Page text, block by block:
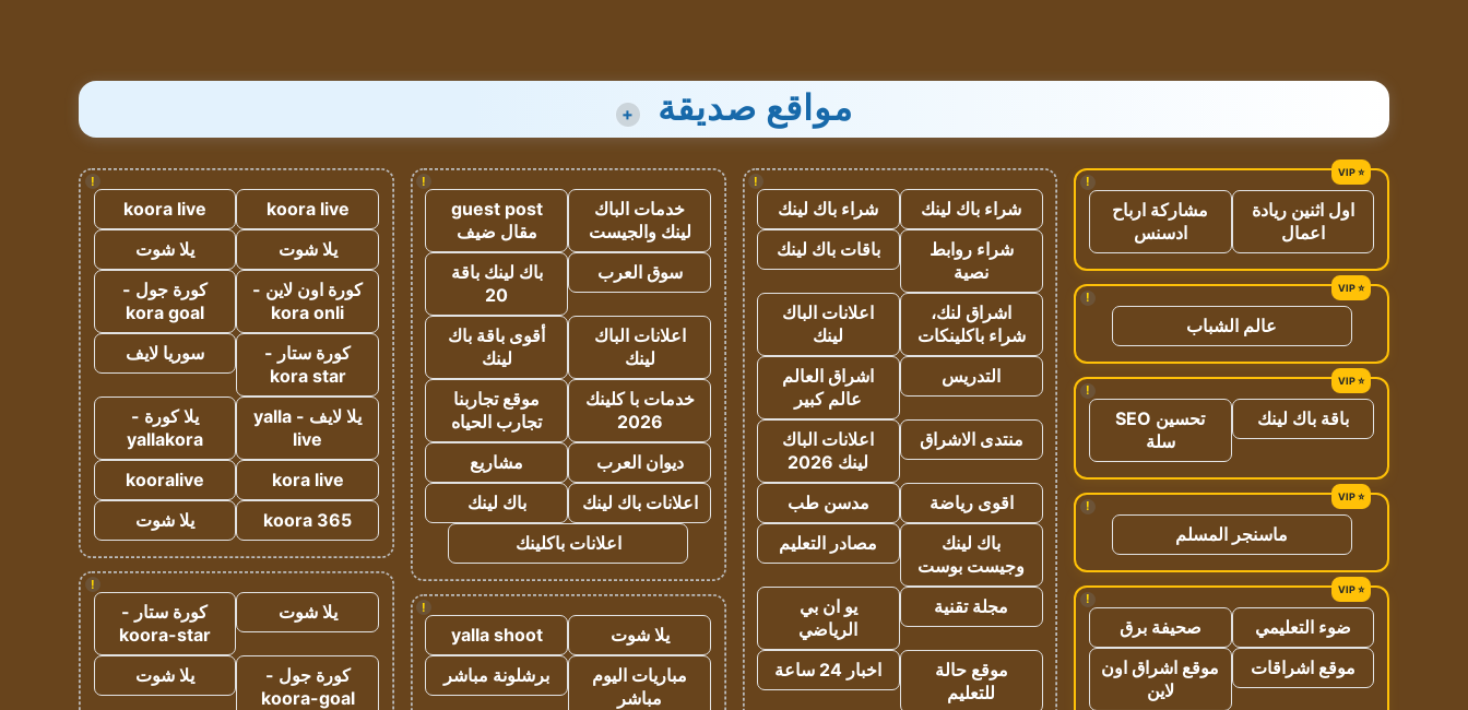
مواقع صديقة +
!
اول اثنين ريادة
اعمال
مشاركة ارباح
ادسنس
!
عالم الشباب
!
باقة باك لينك
تحسين SEO
سلة
!
ماسنجر المسلم
!
ضوء التعليمي
صحيفة برق
موقع اشراقات
موقع اشراق اون
لاين
!
شراء باك لينك
شراء باك لينك
شراء روابط
نصية
باقات باك لينك
اشراق لنك،
شراء باكلينكات
اعلانات الباك
لينك
التدريس
اشراق العالم
عالم كبير
منتدى الاشراق
اعلانات الباك
لينك 2026
اقوى رياضة
مدسن طب
باك لينك
وجيست بوست
مصادر التعليم
مجلة تقنية
يو ان بي
الرياضي
موقع حالة
للتعليم
اخبار 24 ساعة
!
خدمات الباك
لينك والجيست
guest post
مقال ضيف
سوق العرب
باك لينك باقة
20
اعلانات الباك
لينك
أقوى باقة باك
لينك
خدمات با كلينك
2026
موقع تجاربنا
تجارب الحياه
ديوان العرب
مشاريع
اعلانات باك لينك
باك لينك
اعلانات باكلينك
!
يلا شوت
yalla shoot
مباريات اليوم
مباشر
برشلونة مباشر
!
koora live
koora live
يلا شوت
يلا شوت
كورة اون لاين -
kora onli
كورة جول -
kora goal
كورة ستار -
kora star
سوريا لايف
يلا لايف - yalla
live
يلا كورة -
yallakora
kora live
kooralive
koora 365
يلا شوت
!
يلا شوت
كورة ستار -
koora-star
كورة جول -
koora-goal
يلا شوت